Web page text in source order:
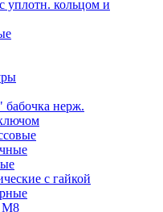
кольцом и
нерж.
с гайкой
М8